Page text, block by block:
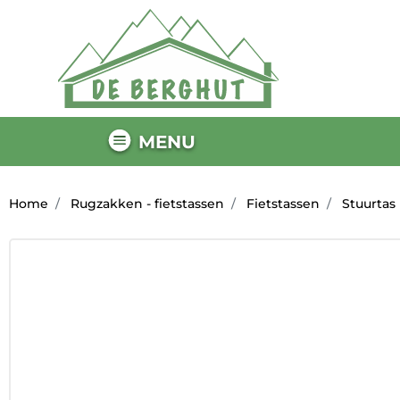
MENU
Home Rugzakken - fietstassen Fietstassen Stuurtas